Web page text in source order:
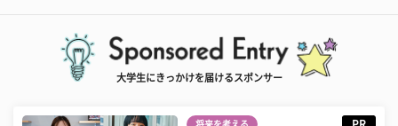
大学生にきっかけを届けるスポンサー
将来を考える